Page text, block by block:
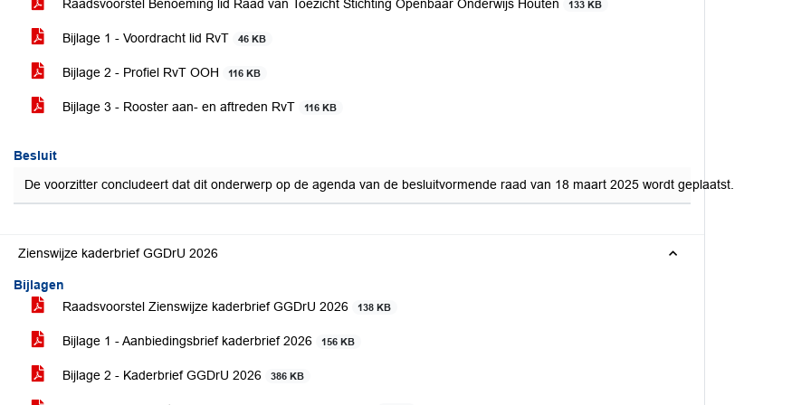
Raadsvoorstel Benoeming lid Raad van Toezicht Stichting Openbaar Onderwijs Houten 133 KB
Bijlage 1 - Voordracht lid RvT 46 KB
Bijlage 2 - Profiel RvT OOH 116 KB
Bijlage 3 - Rooster aan- en aftreden RvT 116 KB
Besluit
De voorzitter concludeert dat dit onderwerp op de agenda van de besluitvormende raad van 18 maart 2025 wordt geplaatst.
Zienswijze kaderbrief GGDrU 2026
Bijlagen
Raadsvoorstel Zienswijze kaderbrief GGDrU 2026
138 KB
Bijlage 1 - Aanbiedingsbrief kaderbrief 2026 156 KB
Bijlage 2 - Kaderbrief GGDrU 2026 386 KB